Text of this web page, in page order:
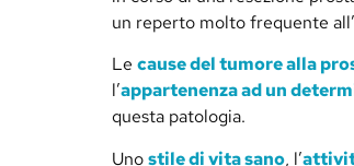
un reperto molto frequente
Le cause del tumore alla
l’appartenenza ad un
questa patologia.
Unostile di vita sano, l’